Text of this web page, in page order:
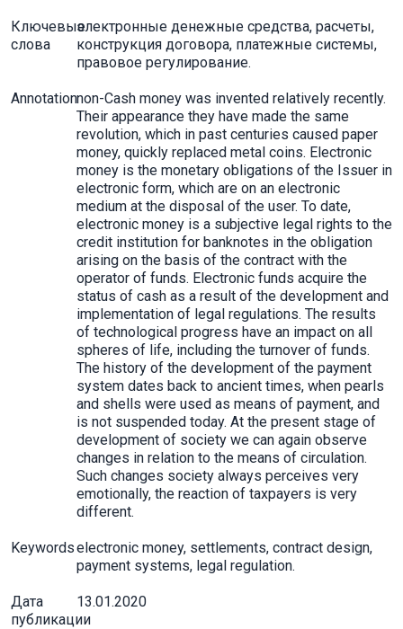
Ключевые
слова
электронные денежные средства, расчеты,
конструкция договора, платежные системы,
правовое регулирование.
Annotationnon-Cash money was invented relatively recently.
Their appearance they have made the same
revolution, which in past centuries caused paper
money, quickly replaced metal coins. Electronic
money is the monetary obligations of the Issuer in
electronic form, which are on an electronic
medium at the disposal of the user. To date,
electronic money is a subjective legal rights to the
credit institution for banknotes in the obligation
arising on the basis of the contract with the
operator of funds. Electronic funds acquire the
status of cash as a result of the development and
implementation of legal regulations. The results
of technological progress have an impact on all
spheres of life, including the turnover of funds.
The history of the development of the payment
system dates back to ancient times, when pearls
and shells were used as means of payment, and
is not suspended today. At the present stage of
development of society we can again observe
changes in relation to the means of circulation.
Such changes society always perceives very
emotionally, the reaction of taxpayers is very
different.
Keywordselectronic money, settlements, contract design,
payment systems, legal regulation.
Дата
публикации
13.01.2020